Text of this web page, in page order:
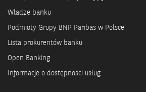
Władze banku
Podmioty Grupy BNP Paribas w Polsce
Lista prokurentów banku
Open Banking
Informacje o dostępności usług